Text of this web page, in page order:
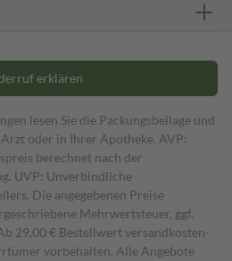
erklären
lesen Sie die Packungsbeilage und
oder in Ihrer Apotheke. AVP:
berechnet nach der
UVP: Unverbindliche
Die angegebenen Preise
Mehrwertsteuer, ggf.
29,00 € Bestell­wert versand­kosten­
vorbehalten. Alle Angebote